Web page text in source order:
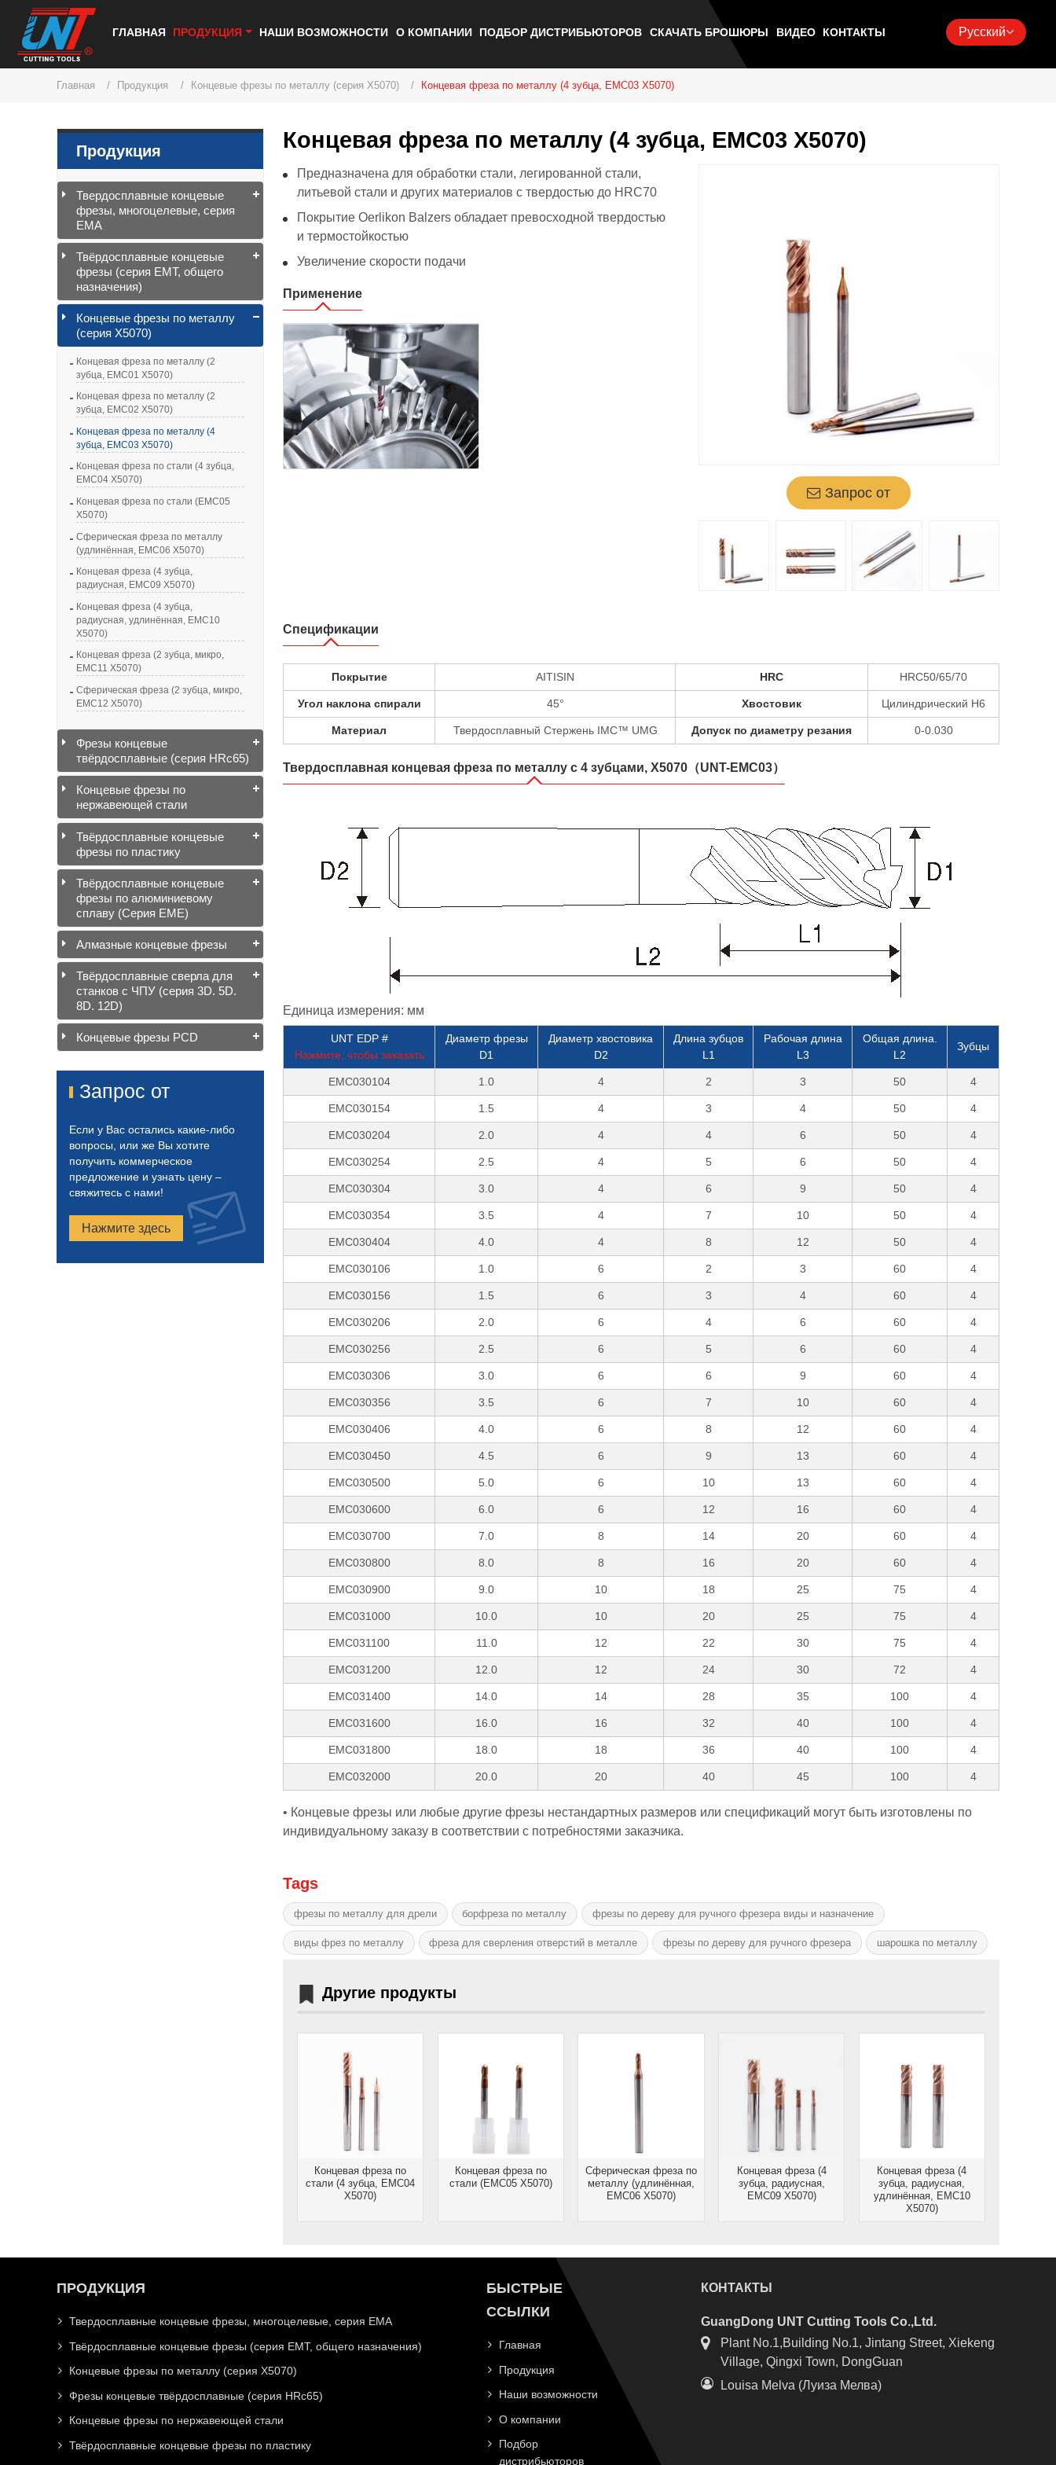
Русский
ГЛАВНАЯ ПРОДУКЦИЯ НАШИ ВОЗМОЖНОСТИ О КОМПАНИИ ПОДБОР ДИСТРИБЬЮТОРОВ СКАЧАТЬ БРОШЮРЫ ВИДЕО КОНТАКТЫ
Главная Продукция Концевые фрезы по металлу (серия X5070) Концевая фреза по металлу (4 зубца, EMC03 X5070)
Концевая фреза по металлу (4 зубца, EMC03 X5070)
Запрос от
Предназначена для обработки стали, легированной стали,
литьевой стали и других материалов с твердостью до HRC70
Покрытие Oerlikon Balzers обладает превосходной твердостью
и термостойкостью
Увеличение скорости подачи
Применение
Спецификации
Покрытие AITISIN HRC HRC50/65/70
Угол наклона спирали 45° Хвостовик Цилиндрический H6
Материал Твердосплавный Стержень IMC™ UMG Допуск по диаметру резания 0-0.030
Твердосплавная концевая фреза по металлу с 4 зубцами, X5070（UNT-EMC03）
Единица измерения: мм
UNT EDP #
Нажмите, чтобы заказать
Диаметр фрезы
D1
Диаметр хвостовика
D2
Длина зубцов
L1
Рабочая длина
L3
Общая длина.
L2
Зубцы
EMC030104 1.0 4 2 3 50 4
EMC030154 1.5 4 3 4 50 4
EMC030204 2.0 4 4 6 50 4
EMC030254 2.5 4 5 6 50 4
EMC030304 3.0 4 6 9 50 4
EMC030354 3.5 4 7 10 50 4
EMC030404 4.0 4 8 12 50 4
EMC030106 1.0 6 2 3 60 4
EMC030156 1.5 6 3 4 60 4
EMC030206 2.0 6 4 6 60 4
EMC030256 2.5 6 5 6 60 4
EMC030306 3.0 6 6 9 60 4
EMC030356 3.5 6 7 10 60 4
EMC030406 4.0 6 8 12 60 4
EMC030450 4.5 6 9 13 60 4
EMC030500 5.0 6 10 13 60 4
EMC030600 6.0 6 12 16 60 4
EMC030700 7.0 8 14 20 60 4
EMC030800 8.0 8 16 20 60 4
EMC030900 9.0 10 18 25 75 4
EMC031000 10.0 10 20 25 75 4
EMC031100 11.0 12 22 30 75 4
EMC031200 12.0 12 24 30 72 4
EMC031400 14.0 14 28 35 100 4
EMC031600 16.0 16 32 40 100 4
EMC031800 18.0 18 36 40 100 4
EMC032000 20.0 20 40 45 100 4
• Концевые фрезы или любые другие фрезы нестандартных размеров или спецификаций могут быть изготовлены по
индивидуальному заказу в соответствии с потребностями заказчика.
Tags
фрезы по металлу для дрели борфреза по металлу фрезы по дереву для ручного фрезера виды и назначение
виды фрез по металлу фреза для сверления отверстий в металле фрезы по дереву для ручного фрезера шарошка по металлу
Другие продукты
Концевая фреза по
стали (4 зубца, EMC04
X5070)
Концевая фреза по
стали (EMC05 X5070)
Сферическая фреза по
металлу (удлинённая,
EMC06 X5070)
Концевая фреза (4
зубца, радиусная,
EMC09 X5070)
Концевая фреза (4
зубца, радиусная,
удлинённая, EMC10
X5070)
Продукция
Твердосплавные концевые
фрезы, многоцелевые, серия
EMA
Твёрдосплавные концевые
фрезы (серия EMT, общего
назначения)
Концевые фрезы по металлу
(серия X5070)
Концевая фреза по металлу (2
зубца, EMC01 X5070)
Концевая фреза по металлу (2
зубца, EMC02 X5070)
Концевая фреза по металлу (4
зубца, EMC03 X5070)
Концевая фреза по стали (4 зубца,
EMC04 X5070)
Концевая фреза по стали (EMC05
X5070)
Сферическая фреза по металлу
(удлинённая, EMC06 X5070)
Концевая фреза (4 зубца,
радиусная, EMC09 X5070)
Концевая фреза (4 зубца,
радиусная, удлинённая, EMC10
X5070)
Концевая фреза (2 зубца, микро,
EMC11 X5070)
Сферическая фреза (2 зубца, микро,
EMC12 X5070)
Фрезы концевые
твёрдосплавные (серия HRc65)
Концевые фрезы по
нержавеющей стали
Твёрдосплавные концевые
фрезы по пластику
Твёрдосплавные концевые
фрезы по алюминиевому
сплаву (Серия EME)
Алмазные концевые фрезы
Твёрдосплавные сверла для
станков с ЧПУ (серия 3D. 5D.
8D. 12D)
Концевые фрезы PCD
Запрос от
Если у Вас остались какие-либо
вопросы, или же Вы хотите
получить коммерческое
предложение и узнать цену –
свяжитесь с нами!
Нажмите здесь
ПРОДУКЦИЯ
Твердосплавные концевые фрезы, многоцелевые, серия EMA
Твёрдосплавные концевые фрезы (серия EMT, общего назначения)
Концевые фрезы по металлу (серия X5070)
Фрезы концевые твёрдосплавные (серия HRc65)
Концевые фрезы по нержавеющей стали
Твёрдосплавные концевые фрезы по пластику
БЫСТРЫЕ
ССЫЛКИ
Главная
Продукция
Наши возможности
О компании
Подбор
дистрибьюторов
КОНТАКТЫ
GuangDong UNT Cutting Tools Co.,Ltd.
Plant No.1,Building No.1, Jintang Street, Xiekeng
Village, Qingxi Town, DongGuan
Louisa Melva (Луиза Мелва)